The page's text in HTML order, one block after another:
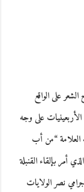
على الواقع
على وجه
العلامة “من أب
أمر بإلقاء القنبلة
نصر الولايات